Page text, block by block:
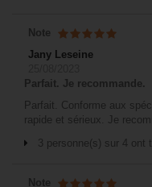
Note
Jany Leseine
Parfait. Je recommande.
Parfait. Conforme aux
rapide et sérieux. Je
3 personne(s) sur 4 ont
Note